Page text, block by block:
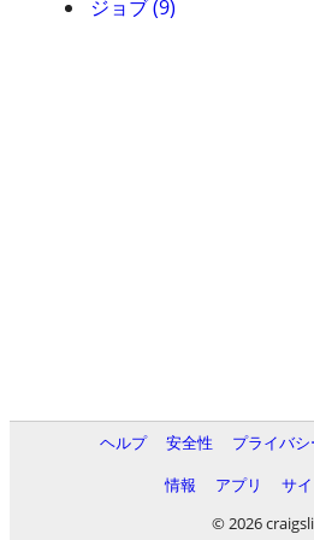
ジョブ (9)
ヘルプ 安全性 プライバ
情報
アプリ
サ
© 2026